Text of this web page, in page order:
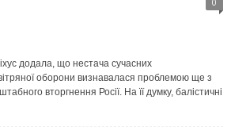
додала, що нестача сучасних
оборони визнавалася проблемою ще з
вторгнення Росії. На її думку, балістичні